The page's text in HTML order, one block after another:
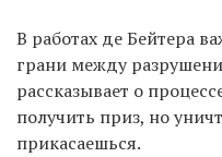
В работах де Бейтера
грани между
рассказывает о
получить приз, но
прикасаешься.